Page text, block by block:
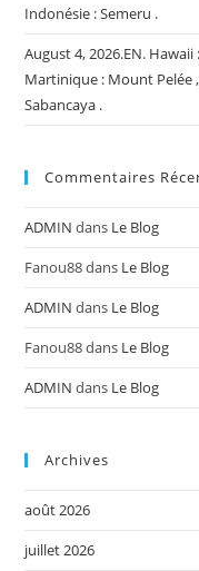
Indonésie : Semeru .
August 4, 2026.EN.
Martinique : Mount Pelée
Sabancaya .
Commentaires
ADMIN dans Le Blog
Fanou88dans Le Blog
ADMIN dans Le Blog
Fanou88dans Le Blog
ADMIN dans Le Blog
Archives
août 2026
juillet 2026